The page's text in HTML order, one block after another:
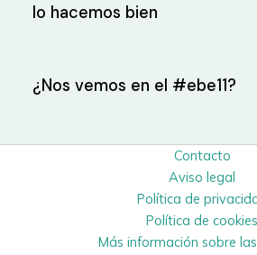
lo hacemos bien
¿Nos vemos en el #ebe11?
Contacto
Aviso legal
Política de
Política de cookies
Más información sobre